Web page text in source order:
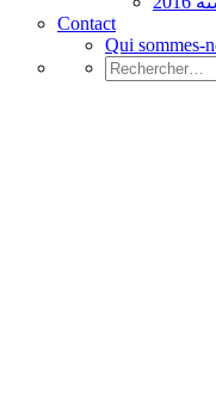
Contact
Qui sommes-
Rechercher :